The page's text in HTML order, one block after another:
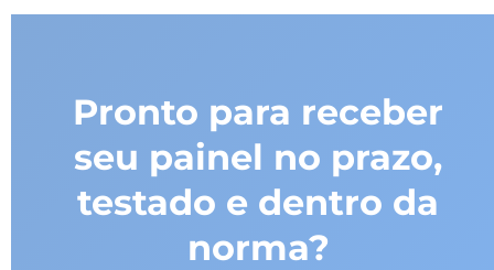
Pronto para receber
seu painel no prazo,
testado e dentro da
norma?